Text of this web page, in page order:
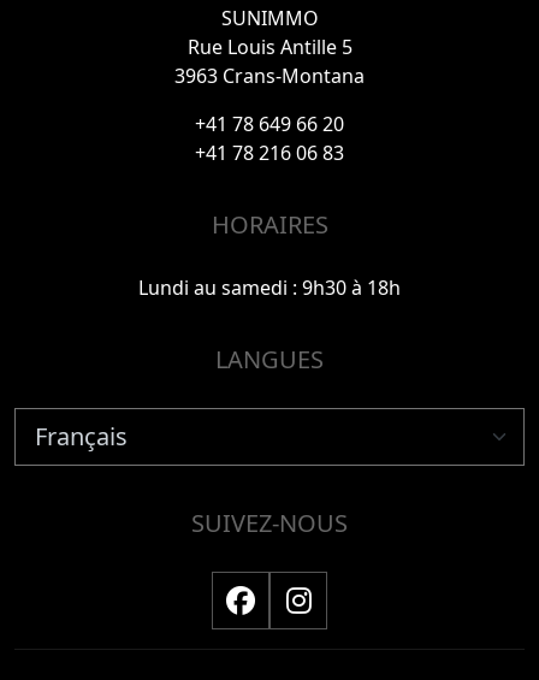
SUNIMMO
Rue Louis Antille 5
3963 Crans-Montana
+41 78 649 66 20
+41 78 216 06 83
HORAIRES
Lundi au samedi : 9h30 à 18h
LANGUES
SUIVEZ-NOUS